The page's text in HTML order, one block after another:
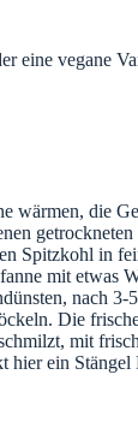
eine vegane
wärmen, die
Spitzkohl in
mit etwas
nach 3-
Die
mit
hier ein Stängel